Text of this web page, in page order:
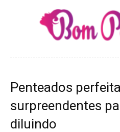
Penteados
surpreendentes
diluindo